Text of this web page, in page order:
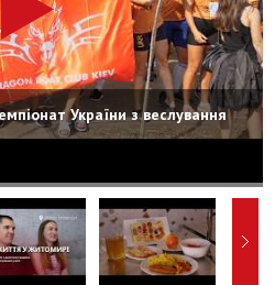
України з веслування